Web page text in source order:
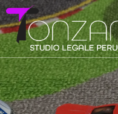
Vai
al
contenuto